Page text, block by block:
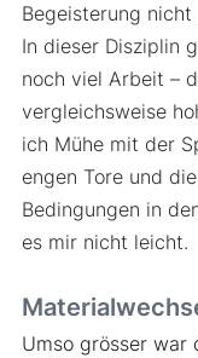
Begeisterung
In dieser Disziplin
noch viel Arbeit –
vergleichsweise
ich Mühe mit der
engen Tore und
Bedingungen in
es mir nicht leicht.
Umso grösser war